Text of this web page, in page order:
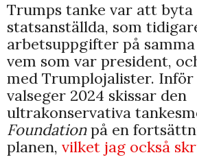
Trumps tanke var att
statsanställda, som
arbetsuppgifter på
vem som var president,
med Trumplojalister. Inför
valseger 2024 skissar den
ultrakonservativa
Foundationpå en
planen, vilket jag också